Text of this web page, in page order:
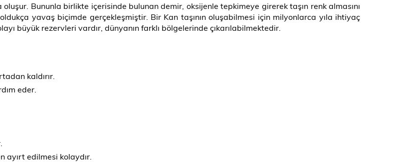
oluşur. Bununla birlikte içerisinde bulunan demir, oksijenle tepkimeye girerek taşın renk almasını
yavaş biçimde gerçekleşmiştir. Bir Kan taşının oluşabilmesi için milyonlarca yıla ihtiyaç
büyük rezervleri vardır, dünyanın farklı bölgelerinde çıkarılabilmektedir.
kaldırır.
eder.
edilmesi kolaydır.